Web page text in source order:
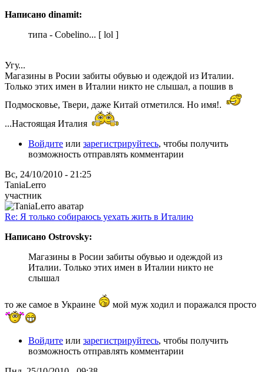
Написано dinamit:
типа - Cobelino... [ lol ]
Угу...
Магазины в Росии забиты обувью и одеждой из Италии.
Только этих имен в Италии никто не слышал, а пошив в
Подмосковье, Твери, даже Китай отметился. Но имя!.
...Настоящая Италия
Войдите или зарегистрируйтесь, чтобы получить
возможность отправлять комментарии
Вс, 24/10/2010 - 21:25
TaniaLerro
участник
Re: Я только собираюсь уехать жить в Италию
Написано Ostrovsky:
Магазины в Росии забиты обувью и одеждой из
Италии. Только этих имен в Италии никто не
слышал
то же самое в Украине мой муж ходил и поражался просто
Войдите или зарегистрируйтесь, чтобы получить
возможность отправлять комментарии